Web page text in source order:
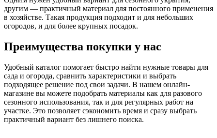
другим — практичный материал для постоянного применения
в хозяйстве. Такая продукция подходит и для небольших
огородов, и для более крупных посадок.
Преимущества покупки у нас
Удобный каталог помогает быстро найти нужные товары для
сада и огорода, сравнить характеристики и выбрать
подходящее решение под свои задачи. В нашем онлайн-
магазине вы можете подобрать материалы как для разового
сезонного использования, так и для регулярных работ на
участке. Это позволяет сэкономить время и сразу выбрать
практичный вариант без лишнего поиска.